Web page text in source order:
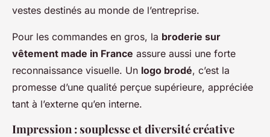
vestes destinés au monde de l’entreprise.
Pour les commandes en gros, la broderie sur
vêtement made in France assure aussi une forte
reconnaissance visuelle. Un logo brodé, c’est la
promesse d’une qualité perçue supérieure, appréciée
tant à l’externe qu’en interne.
Impression : souplesse et diversité créative